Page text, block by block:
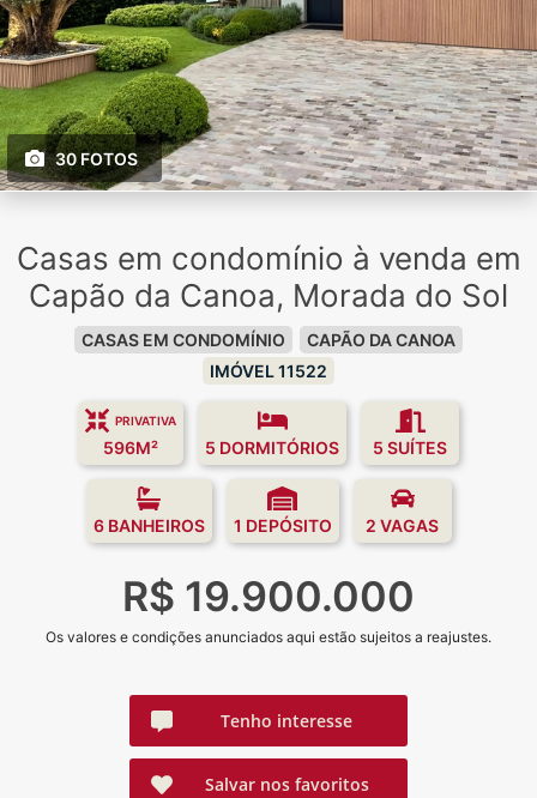
30 FOTOS
Casas em condomínio à venda em
Capão da Canoa, Morada do Sol
CASAS EM CONDOMÍNIO
CAPÃO DA CANOA
IMÓVEL 11522
PRIVATIVA
596M² 5 DORMITÓRIOS 5 SUÍTES
6 BANHEIROS 1 DEPÓSITO 2 VAGAS
R$ 19.900.000
Os valores e condições anunciados aqui estão sujeitos a reajustes.
Tenho interesse
Salvar nos favoritos